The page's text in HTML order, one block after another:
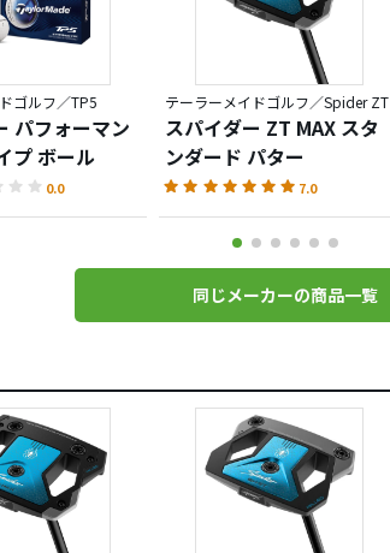
ゴルフ／TP5
パフォーマン
プ ボール
0.0
テーラーメイドゴルフ／Spider ZT
スパイダー ZT MAX スタ
ンダード パター
7.0
同じメーカーの商品一覧